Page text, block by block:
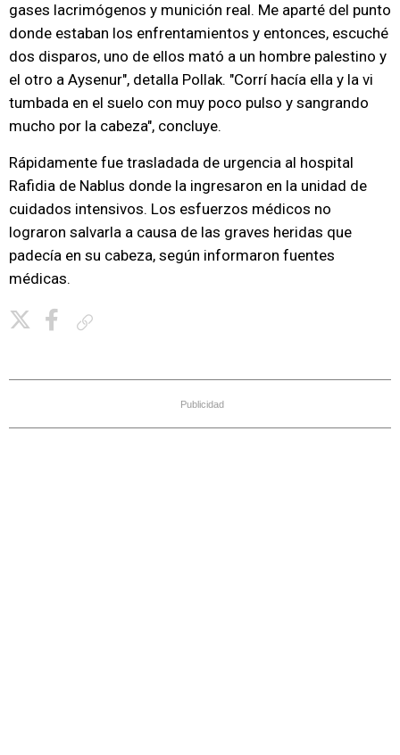
gases lacrimógenos y munición real. Me aparté del punto
donde estaban los enfrentamientos y entonces, escuché
dos disparos, uno de ellos mató a un hombre palestino y
el otro a Aysenur", detalla Pollak. "Corrí hacía ella y la vi
tumbada en el suelo con muy poco pulso y sangrando
mucho por la cabeza", concluye.
Rápidamente fue trasladada de urgencia al hospital
Rafidia de Nablus donde la ingresaron en la unidad de
cuidados intensivos. Los esfuerzos médicos no
lograron salvarla a causa de las graves heridas que
padecía en su cabeza, según informaron fuentes
médicas.
Publicidad